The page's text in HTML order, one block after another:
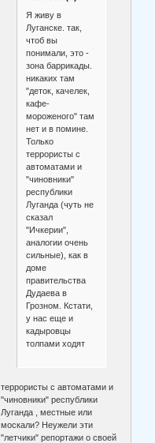
Я живу в
Луганске. так,
чтоб вы
понимали, это -
зона баррикады.
никаких там
"деток, качелек,
кафе-
мороженого" там
нет и в помине.
Только
террористы с
автоматами и
"чиновники"
республики
Луганда (чуть не
сказал
"Ичкерии",
аналогии очень
сильные), как в
доме
правительства
Дудаева в
Грозном. Кстати,
у нас еще и
кадыровцы
толпами ходят
террористы с автоматами и
"чиновники" республики
Луганда , местные или
москали? Неужели эти
"летчики" репортажи о своей